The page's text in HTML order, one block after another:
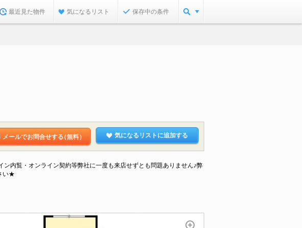
最近見た物件 気になるリスト 保存中の条件
メールでお問合せする（無料） 気になるリストに追加する
内覧・オンライン契約等弊社に一度も来店せずとも問題ありません♪弊
い★